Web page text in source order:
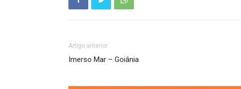
Artigo anterior
Imerso Mar – Goiânia